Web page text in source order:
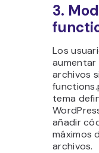
3.
Los
aumentar
archivos
tema
añadir
máximos
archivos.